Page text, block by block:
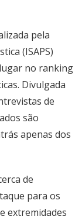
pela
(ISAPS)
no ranking
Divulgada
de
são
apenas dos
de
para os
extremidades